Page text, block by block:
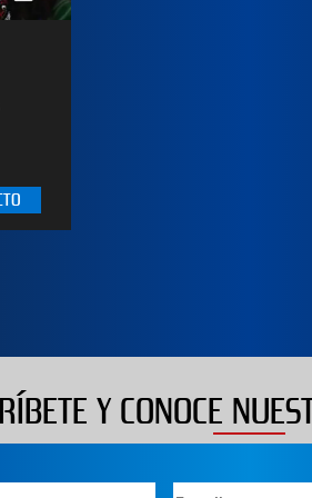
Y CONOCE